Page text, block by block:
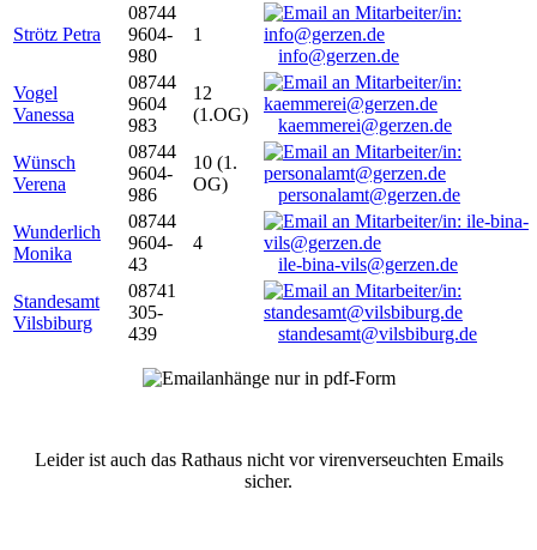
Strötz Petra
08744
9604-
980
1
info@gerzen.de
Vogel
Vanessa
08744
9604
983
12
(1.OG)
kaemmerei@gerzen.de
Wünsch
Verena
08744
9604-
986
10 (1.
OG)
personalamt@gerzen.de
Wunderlich
Monika
08744
9604-
43
4
ile-bina-vils@gerzen.de
Standesamt
Vilsbiburg
08741
305-
439
standesamt@vilsbiburg.de
Leider ist auch das Rathaus nicht vor virenverseuchten Emails
sicher.